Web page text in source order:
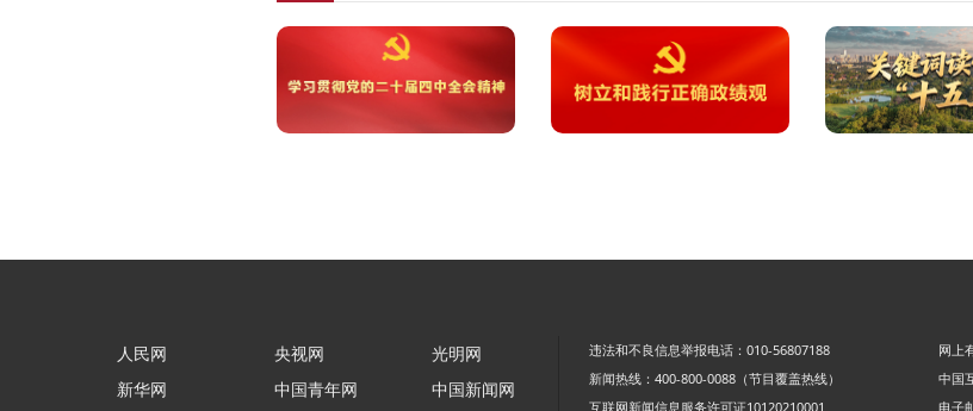
人民网
新华网
央视网
中国青年网
光明网
中国新闻网
违法和不良信息举报电话：010-56807188
网上
新闻热线：400-800-0088（节目覆盖热线）
中国
互联网新闻信息服务许可证10120210001
电子